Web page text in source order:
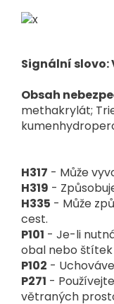
Signální slovo:
Obsah
methakrylát;
H317 - Může
H319 -
H335 - Může
cest.
P101 - Je-li
obal nebo
P102 -
P271 -
větraných